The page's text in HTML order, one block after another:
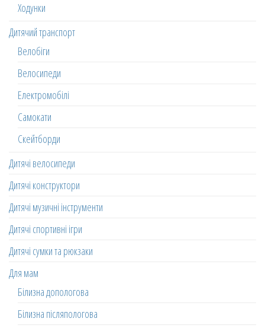
Ходунки
Дитячий транспорт
Велобіги
Велосипеди
Електромобілі
Самокати
Скейтборди
Дитячі велосипеди
Дитячі конструктори
Дитячі музичні інструменти
Дитячі спортивні ігри
Дитячі сумки та рюкзаки
Для мам
Білизна допологова
Білизна післяпологова